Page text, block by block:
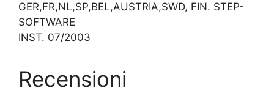
GER,FR,NL,SP,BEL,AUSTRIA,SWD, FIN. STEP-
SOFTWARE
INST. 07/2003
Recensioni